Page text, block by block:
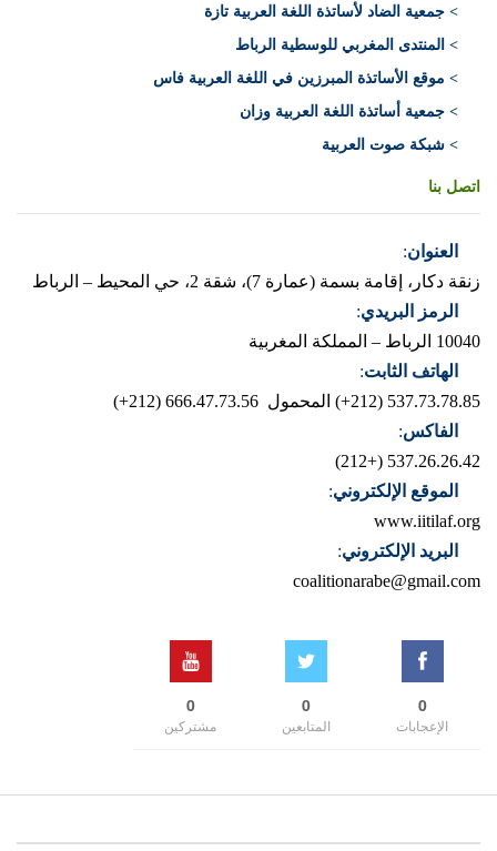
> جمعية الضاد لأساتذة اللغة العربية تازة
> المنتدى المغربي للوسطية الرباط
> موقع الأساتذة المبرزين في اللغة العربية فاس
> جمعية أساتذة اللغة العربية وزان
> شبكة صوت العربية
اتصل بنا
العنوان:
زنقة دكار، إقامة بسمة (عمارة 7)، شقة 2، حي المحيط – الرباط
الرمز البريدي:
10040 الرباط – المملكة المغربية
الهاتف الثابت:
537.73.78.85 (212+)
المحمول 666.47.73.56 (212+)
الفاكس:
537.26.26.42 (+212)
الموقع الإلكتروني:
www.iitilaf.org
البريد الإلكتروني:
coalitionarabe@gmail.com
0
الإعجابات
0
المتابعين
0
مشتركين